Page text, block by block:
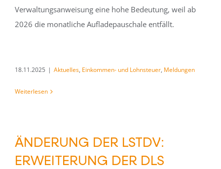
Verwaltungsanweisung eine hohe Bedeutung, weil ab
2026 die monatliche Aufladepauschale entfällt.
18.11.2025 | Aktuelles, Einkommen- und Lohnsteuer, Meldungen
Weiterlesen
ÄNDERUNG DER LSTDV:
ERWEITERUNG DER DLS